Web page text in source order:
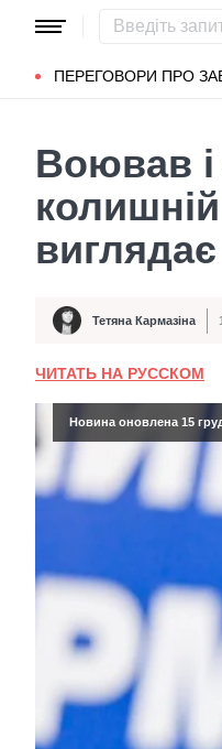
ПЕРЕГОВОРИ ПРО
Популярні запити
Воював і
виглядає
Автор Тетяна Кармазіна
Дата публікації
ЧИТАТЬ НА РУССКОМ
Новина оновлена 15